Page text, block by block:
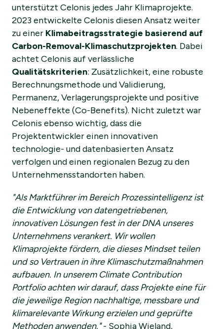
unterstützt Celonis jedes Jahr Klimaprojekte.
2023 entwickelte Celonis diesen Ansatz weiter
zu einer Klimabeitragsstrategie basierend auf
Carbon-Removal-Klimaschutzprojekten. Dabei
achtet Celonis auf verlässliche
Qualitätskriterien: Zusätzlichkeit, eine robuste
Berechnungsmethode und Validierung,
Permanenz, Verlagerungsprojekte und positive
Nebeneffekte (Co-Benefits). Nicht zuletzt war
Celonis ebenso wichtig, dass die
Projektentwickler einen innovativen
technologie- und datenbasierten Ansatz
verfolgen und einen regionalen Bezug zu den
Unternehmensstandorten haben.
"Als Marktführer im Bereich Prozessintelligenz ist
die Entwicklung von datengetriebenen,
innovativen Lösungen fest in der DNA unseres
Unternehmens verankert. Wir wollen
Klimaprojekte fördern, die dieses Mindset teilen
und so Vertrauen in ihre Klimaschutzmaßnahmen
aufbauen. In unserem Climate Contribution
Portfolio achten wir darauf, dass Projekte eine für
die jeweilige Region nachhaltige, messbare und
klimarelevante Wirkung erzielen und geprüfte
Methoden anwenden."- Sophia Wieland,